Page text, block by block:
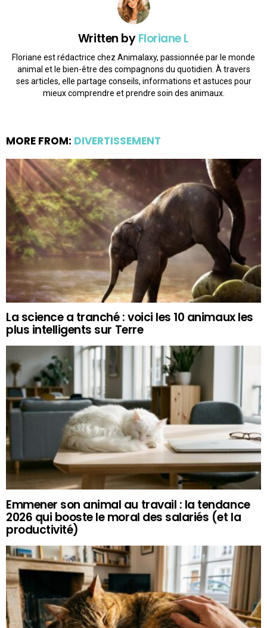
Written byFloriane L
Floriane est rédactrice chez Animalaxy, passionnée par le monde
animal et le bien-être des compagnons du quotidien. À travers
ses articles, elle partage conseils, informations et astuces pour
mieux comprendre et prendre soin des animaux.
MORE FROM: DIVERTISSEMENT
La science a tranché : voici les 10 animaux les
plus intelligents sur Terre
Emmener son animal au travail : la tendance
2026 qui booste le moral des salariés (et la
productivité)